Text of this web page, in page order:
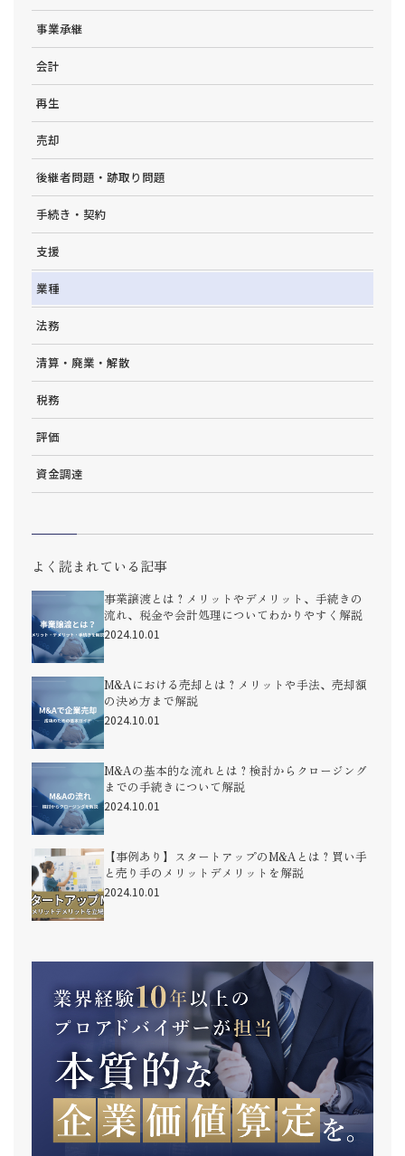
事業承継
会計
再生
売却
後継者問題・跡取り問題
手続き・契約
支援
業種
法務
清算・廃業・解散
税務
評価
資金調達
よく読まれている記事
事業譲渡とは？メリットやデメリット、手続きの
流れ、税金や会計処理についてわかりやすく解説
2024.10.01
M&Aにおける売却とは？メリットや手法、売却額
の決め方まで解説
2024.10.01
M&Aの基本的な流れとは？検討からクロージング
までの手続きについて解説
2024.10.01
【事例あり】スタートアップのM&Aとは？買い手
と売り手のメリットデメリットを解説
2024.10.01